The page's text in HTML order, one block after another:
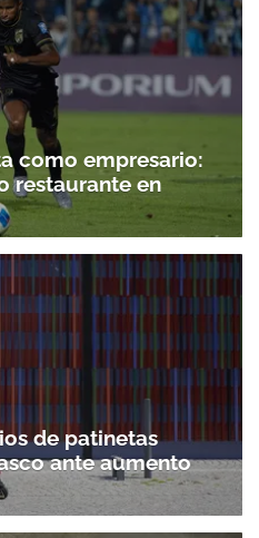
como empresario:
restaurante en
de patinetas
ante aumento